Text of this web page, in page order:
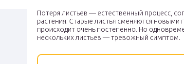
Потеря листьев — естественный процесс,
растения. Старые листья сменяются новыми
происходит очень постепенно. Но
нескольких листьев — тревожный симптом.